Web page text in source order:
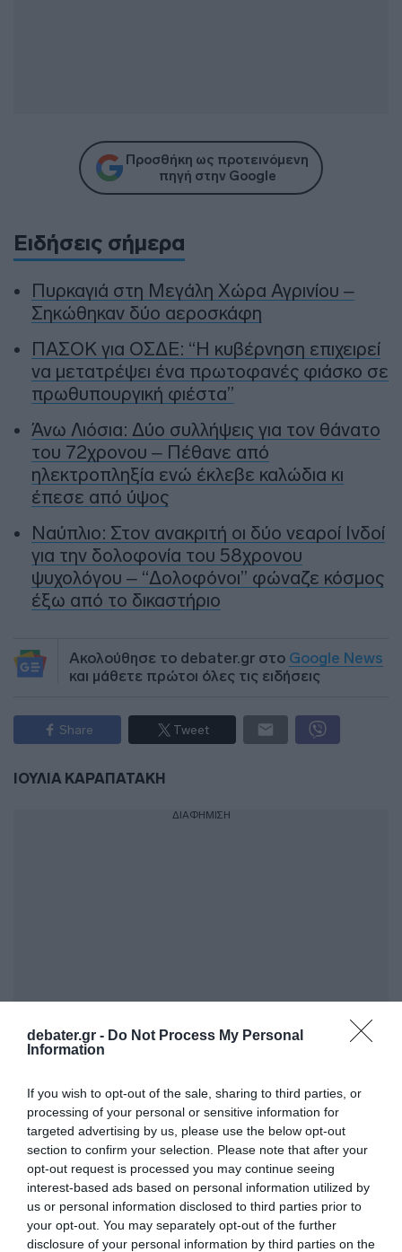
debater.gr - Do Not Process My Personal
Information
If you wish to opt-out of the sale, sharing to third parties, or
processing of your personal or sensitive information for
targeted advertising by us, please use the below opt-out
section to confirm your selection. Please note that after your
opt-out request is processed you may continue seeing
interest-based ads based on personal information utilized by
us or personal information disclosed to third parties prior to
your opt-out. You may separately opt-out of the further
disclosure of your personal information by third parties on the
Προσθήκη ως προτεινόμενη
πηγή στην Google
Ειδήσεις σήμερα
Πυρκαγιά στη Μεγάλη Χώρα Αγρινίου –
Σηκώθηκαν δύο αεροσκάφη
ΠΑΣΟΚ για ΟΣΔΕ: “Η κυβέρνηση επιχειρεί
να μετατρέψει ένα πρωτοφανές φιάσκο σε
πρωθυπουργική φιέστα”
Άνω Λιόσια: Δύο συλλήψεις για τον θάνατο
του 72χρονου – Πέθανε από
ηλεκτροπληξία ενώ έκλεβε καλώδια κι
έπεσε από ύψος
Ναύπλιο: Στον ανακριτή οι δύο νεαροί Ινδοί
για την δολοφονία του 58χρονου
ψυχολόγου – “Δολοφόνοι” φώναζε κόσμος
έξω από το δικαστήριο
Ακολούθησε το debater.gr στο Google News
και μάθετε πρώτοι όλες τις ειδήσεις
Share Tweet
ΙΟΥΛΙΑ ΚΑΡΑΠΑΤΑΚΗ
ΔΙΑΦΗΜΙΣΗ